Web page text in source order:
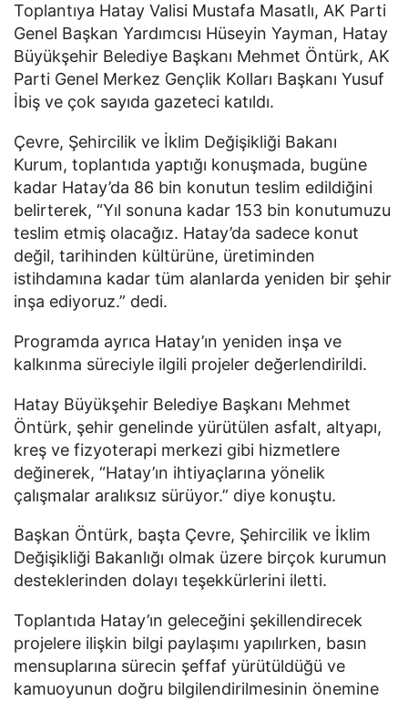
Toplantıya Hatay Valisi Mustafa Masatlı, AK Parti
Genel Başkan Yardımcısı Hüseyin Yayman, Hatay
Büyükşehir Belediye Başkanı Mehmet Öntürk, AK
Parti Genel Merkez Gençlik Kolları Başkanı Yusuf
İbiş ve çok sayıda gazeteci katıldı.
Çevre, Şehircilik ve İklim Değişikliği Bakanı
Kurum, toplantıda yaptığı konuşmada, bugüne
kadar Hatay’da 86 bin konutun teslim edildiğini
belirterek, “Yıl sonuna kadar 153 bin konutumuzu
teslim etmiş olacağız. Hatay’da sadece konut
değil, tarihinden kültürüne, üretiminden
istihdamına kadar tüm alanlarda yeniden bir şehir
inşa ediyoruz.” dedi.
Programda ayrıca Hatay’ın yeniden inşa ve
kalkınma süreciyle ilgili projeler değerlendirildi.
Hatay Büyükşehir Belediye Başkanı Mehmet
Öntürk, şehir genelinde yürütülen asfalt, altyapı,
kreş ve fizyoterapi merkezi gibi hizmetlere
değinerek, “Hatay’ın ihtiyaçlarına yönelik
çalışmalar aralıksız sürüyor.” diye konuştu.
Başkan Öntürk, başta Çevre, Şehircilik ve İklim
Değişikliği Bakanlığı olmak üzere birçok kurumun
desteklerinden dolayı teşekkürlerini iletti.
Toplantıda Hatay’ın geleceğini şekillendirecek
projelere ilişkin bilgi paylaşımı yapılırken, basın
mensuplarına sürecin şeffaf yürütüldüğü ve
kamuoyunun doğru bilgilendirilmesinin önemine